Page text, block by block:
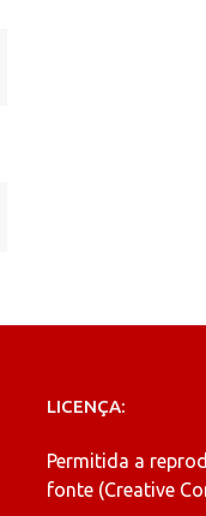
LICENÇA:
Permitida a
fonte (Creative